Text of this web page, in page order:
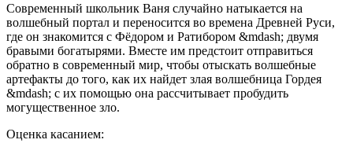
Современный школьник Ваня случайно натыкается на
волшебный портал и переносится во времена Древней Руси,
где он знакомится с Фёдором и Ратибором &mdash; двумя
бравыми богатырями. Вместе им предстоит отправиться
обратно в современный мир, чтобы отыскать волшебные
артефакты до того, как их найдет злая волшебница Гордея
&mdash; с их помощью она рассчитывает пробудить
могущественное зло.
Оценка касанием: